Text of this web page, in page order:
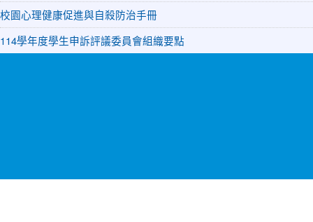
校園心理健康促進與自殺防治手冊
114學年度學生申訴評議委員會組織要點